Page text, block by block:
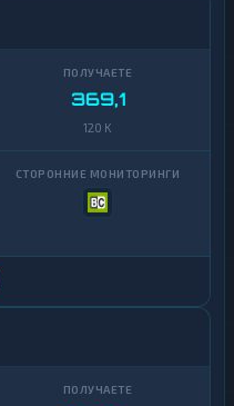
369,1
120 K